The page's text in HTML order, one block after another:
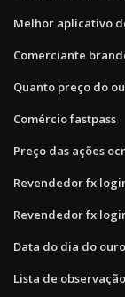
Melhor aplicativo
Comerciante
Quanto preço do
Comércio fastpass
Preço das ações
Revendedor fx
Revendedor fx
Data do dia do
Lista de